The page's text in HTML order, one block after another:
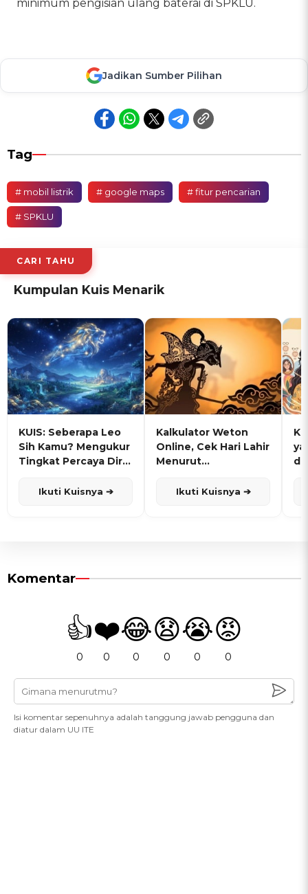
minimum pengisian ulang baterai di SPKLU.
Jadikan Sumber Pilihan
Tag
# mobil listrik # google maps # fitur pencarian
# SPKLU
CARI TAHU
Kumpulan Kuis Menarik
KUIS: Seberapa Leo
Sih Kamu? Mengukur
Tingkat Percaya Diri
Ikuti Kuisnya ➔
Kalkulator Weton
Online, Cek Hari Lahir
Menurut
Ikuti Kuisnya ➔
Komentar
👍
0
❤️
0
😂
0
😧
0
😭
0
😡
0
Isi komentar sepenuhnya adalah tanggung jawab pengguna dan
diatur dalam UU ITE